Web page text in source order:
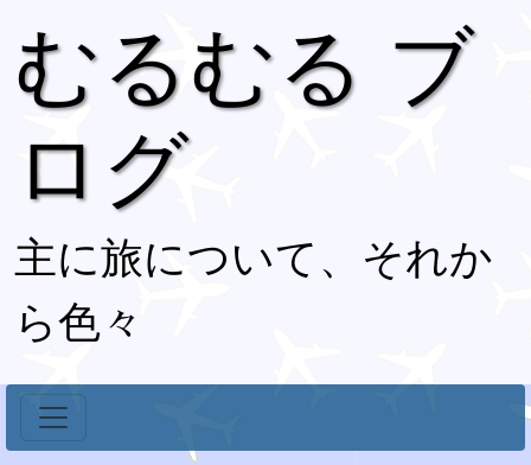
むるむる ブ
ログ
主に旅について、それか
ら色々